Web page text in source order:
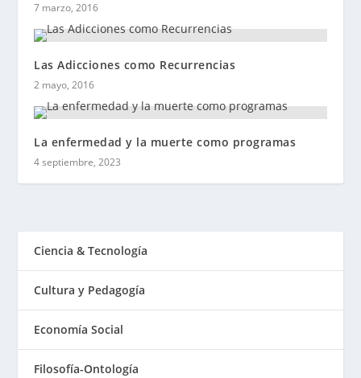
7 marzo, 2016
Las Adicciones como Recurrencias
2 mayo, 2016
La enfermedad y la muerte como programas
4 septiembre, 2023
Ciencia & Tecnología
Cultura y Pedagogía
Economía Social
Filosofía-Ontología